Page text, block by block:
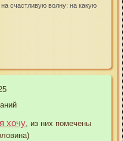
счастливую волну: на какую
хочу , из них помечены